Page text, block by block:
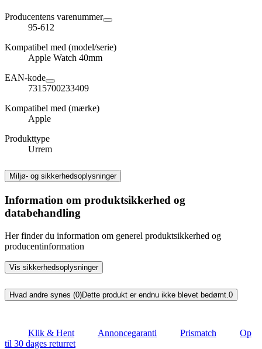
Producentens varenummer
95-612
Kompatibel med (model/serie)
Apple Watch 40mm
EAN-kode
7315700233409
Kompatibel med (mærke)
Apple
Produkttype
Urrem
Miljø- og sikkerhedsoplysninger
Information om produktsikkerhed og
databehandling
Her finder du information om generel produktsikkerhed og
producentinformation
Vis sikkerhedsoplysninger
Hvad andre synes (0)Dette produkt er endnu ikke blevet bedømt. 0
Klik & Hent Annoncegaranti Prismatch
Op
til 30 dages returret